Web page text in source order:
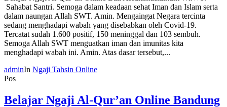
Sahabat Santri. Semoga dalam keadaan sehat Iman dan Islam serta
dalam naungan Allah SWT. Amin. Mengaingat Negara tercinta
sedang menghadapi wabah yang disebabkan oleh Covid-19.
Tercatat sudah 1.600 positif, 150 meninggal dan 103 sembuh.
Semoga Allah SWT menguatkan iman dan imunitas kita
menghadapi wabah ini. Amin. Atas dasar tersebut,...
adminIn Ngaji Tahsin Online
Pos
Belajar Ngaji Al-Qur’an Online Bandung